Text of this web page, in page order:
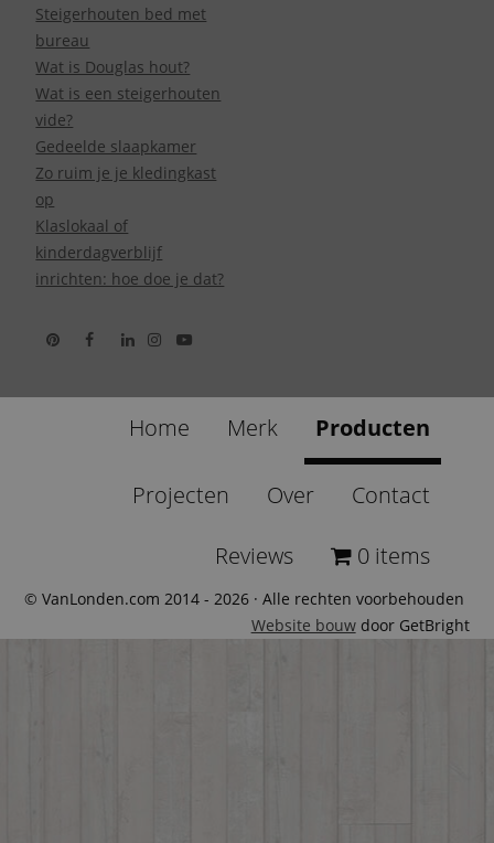
Steigerhouten bed met
bureau
Wat is Douglas hout?
Wat is een steigerhouten
vide?
Gedeelde slaapkamer
Zo ruim je je kledingkast
op
Klaslokaal of
kinderdagverblijf
inrichten: hoe doe je dat?
Home Merk Producten
Projecten Over Contact
Reviews 0 items
© VanLonden.com 2014 - 2026 · Alle rechten voorbehouden
Website bouwdoor GetBright